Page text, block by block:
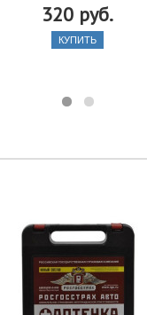
320 руб.
КУПИТЬ